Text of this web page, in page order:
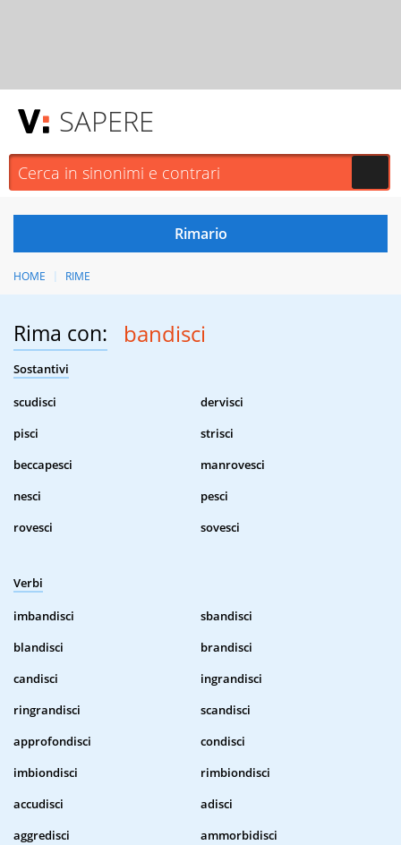
SAPERE
HOME RIME
Rima con: bandisci
Sostantivi
scudisci
dervisci
pisci
strisci
beccapesci
manrovesci
nesci
pesci
rovesci
sovesci
Verbi
imbandisci
sbandisci
blandisci
brandisci
candisci
ingrandisci
ringrandisci
scandisci
approfondisci
condisci
imbiondisci
rimbiondisci
accudisci
adisci
aggredisci
ammorbidisci